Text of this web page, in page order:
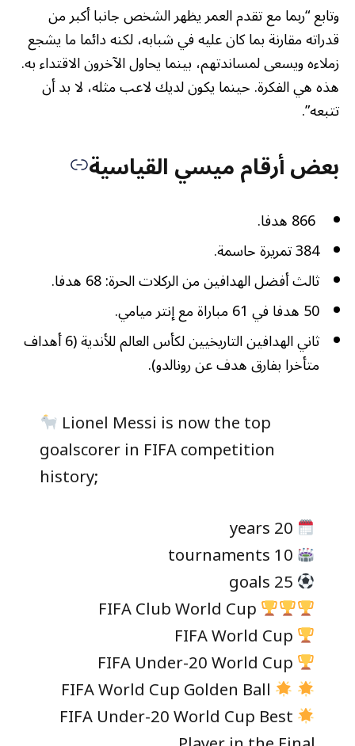
وتابع “ربما مع تقدم العمر يظهر الشخص جانبا أكبر من
قدراته مقارنة بما كان عليه في شبابه، لكنه دائما ما يشجع
زملاءه ويسعى لمساندتهم، بينما يحاول الآخرون الاقتداء به.
هذه هي الفكرة. حينما يكون لديك لاعب مثله، لا بد أن
تتبعه”.
بعض أرقام ميسي القياسية
384 تمريرة حاسمة.
ثالث أفضل الهدافين من الركلات الحرة: 68 هدفا.
50 هدفا في 61 مباراة مع إنتر ميامي.
ثاني الهدافين التاريخيين لكأس العالم للأندية (6 أهداف
متأخرا بفارق هدف عن رونالدو).
Lionel Messi is now the top
goalscorer in FIFA competition
history;
FIFA Under-20 World Cup Best